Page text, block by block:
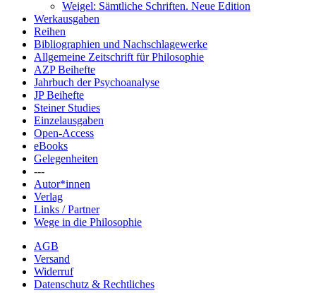
Weigel: Sämtliche Schriften. Neue Edition
Werkausgaben
Reihen
Bibliographien und Nachschlagewerke
Allgemeine Zeitschrift für Philosophie
AZP Beihefte
Jahrbuch der Psychoanalyse
JP Beihefte
Steiner Studies
Einzelausgaben
Open-Access
eBooks
Gelegenheiten
---
Autor*innen
Verlag
Links / Partner
Wege in die Philosophie
AGB
Versand
Widerruf
Datenschutz & Rechtliches